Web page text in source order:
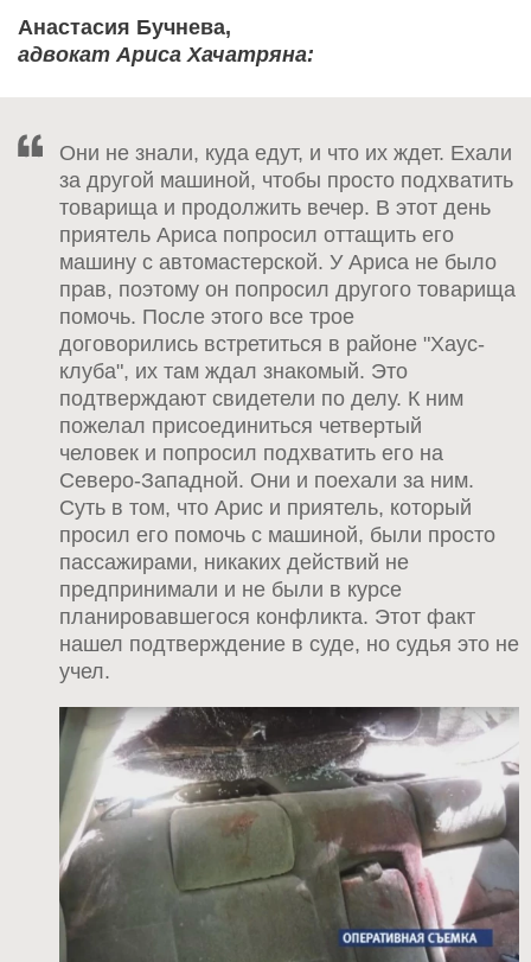
Анастасия Бучнева,
адвокат Ариса Хачатряна:
Они не знали, куда едут, и что их ждет. Ехали
за другой машиной, чтобы просто подхватить
товарища и продолжить вечер. В этот день
приятель Ариса попросил оттащить его
машину с автомастерской. У Ариса не было
прав, поэтому он попросил другого товарища
помочь. После этого все трое
договорились встретиться в районе "Хаус-
клуба", их там ждал знакомый. Это
подтверждают свидетели по делу. К ним
пожелал присоединиться четвертый
человек и попросил подхватить его на
Северо-Западной. Они и поехали за ним.
Суть в том, что Арис и приятель, который
просил его помочь с машиной, были просто
пассажирами, никаких действий не
предпринимали и не были в курсе
планировавшегося конфликта. Этот факт
нашел подтверждение в суде, но судья это не
учел.